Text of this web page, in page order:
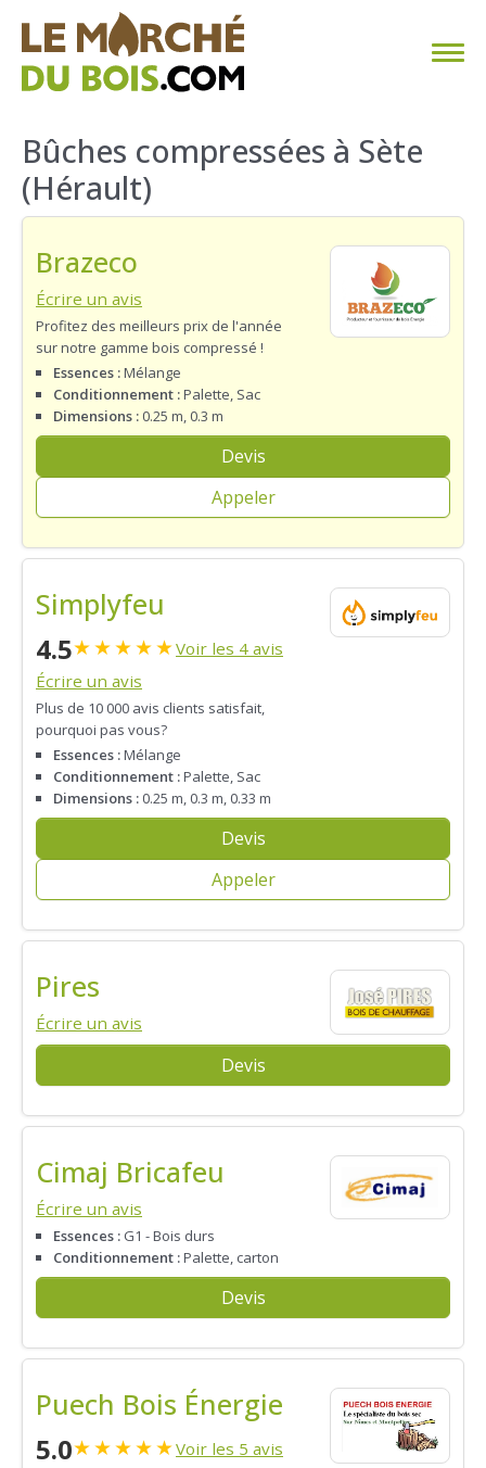
CHAUFFAGE AU BOIS
FAQ
TROUVER SON FOURNISSEUR
BLOG
ESPACE PRO
Bûches compressées à Sète
(Hérault)
Brazeco
Écrire un avis
Profitez des meilleurs prix de l'année
sur notre gamme bois compressé !
Essences :Mélange
Conditionnement :Palette, Sac
Dimensions : 0.25 m, 0.3 m
Devis
Appeler
Simplyfeu
4.5★★★★★Voir les 4 avis
Écrire un avis
Plus de 10 000 avis clients satisfait,
pourquoi pas vous?
Essences :Mélange
Conditionnement :Palette, Sac
Dimensions : 0.25 m, 0.3 m, 0.33 m
Devis
Appeler
Pires
Écrire un avis
Devis
Cimaj Bricafeu
Écrire un avis
Essences : G1 - Bois durs
Conditionnement :Palette, carton
Devis
Puech Bois Énergie
5.0★★★★★Voir les 5 avis